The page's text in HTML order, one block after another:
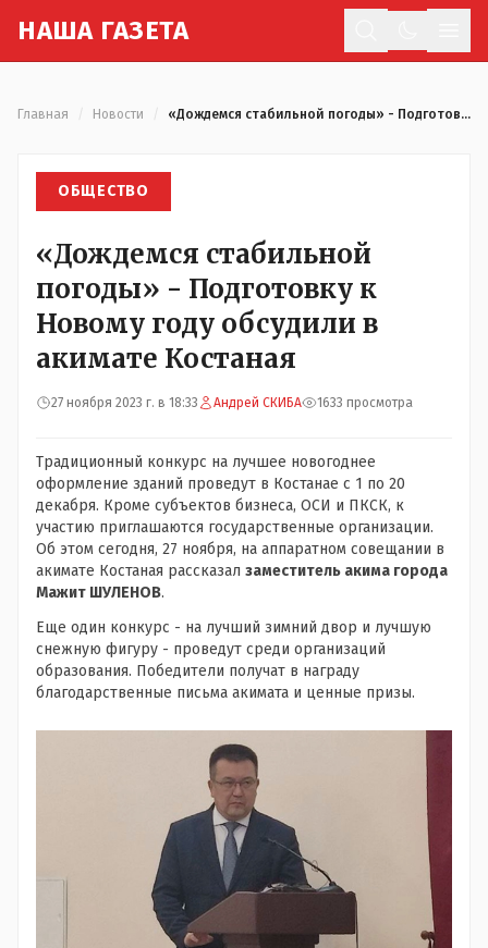
НАША ГАЗЕТА
Главная Новости «Дождемся стабильной погоды» - Подготовку к Новому году обсудили в акимате Костаная
ОБЩЕСТВО
«Дождемся стабильной
погоды» - Подготовку к
Новому году обсудили в
акимате Костаная
27 ноября 2023 г. в 18:33 Андрей СКИБА 1633 просмотра
Традиционный конкурс на лучшее новогоднее
оформление зданий проведут в Костанае с 1 по 20
декабря. Кроме субъектов бизнеса, ОСИ и ПКСК, к
участию приглашаются государственные организации.
Об этом сегодня, 27 ноября, на аппаратном совещании в
акимате Костаная рассказал заместитель акима города
Мажит ШУЛЕНОВ.
Еще один конкурс - на лучший зимний двор и лучшую
снежную фигуру - проведут среди организаций
образования. Победители получат в награду
благодарственные письма акимата и ценные призы.